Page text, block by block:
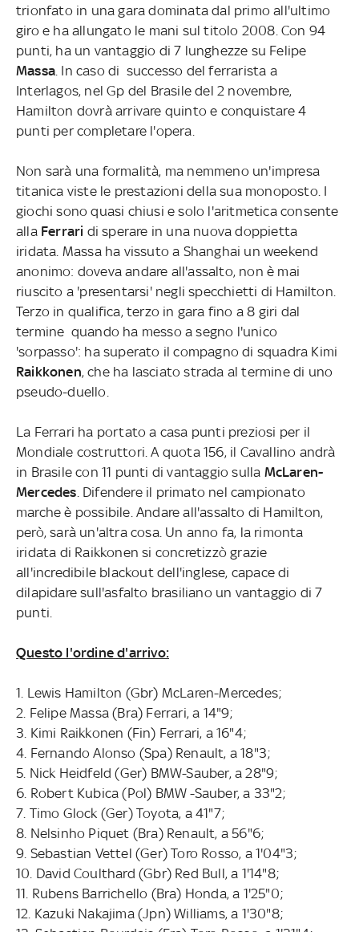
trionfato in una gara dominata dal primo all'ultimo
giro e ha allungato le mani sul titolo 2008. Con 94
punti, ha un vantaggio di 7 lunghezze su Felipe
Massa. In caso di successo del ferrarista a
Interlagos, nel Gp del Brasile del 2 novembre,
Hamilton dovrà arrivare quinto e conquistare 4
punti per completare l'opera.
Non sarà una formalità, ma nemmeno un'impresa
titanica viste le prestazioni della sua monoposto. I
giochi sono quasi chiusi e solo l'aritmetica consente
alla Ferrari di sperare in una nuova doppietta
iridata. Massa ha vissuto a Shanghai un weekend
anonimo: doveva andare all'assalto, non è mai
riuscito a 'presentarsi' negli specchietti di Hamilton.
Terzo in qualifica, terzo in gara fino a 8 giri dal
termine quando ha messo a segno l'unico
'sorpasso': ha superato il compagno di squadra Kimi
Raikkonen, che ha lasciato strada al termine di uno
pseudo-duello.
La Ferrari ha portato a casa punti preziosi per il
Mondiale costruttori. A quota 156, il Cavallino andrà
in Brasile con 11 punti di vantaggio sulla McLaren-
Mercedes . Difendere il primato nel campionato
marche è possibile. Andare all'assalto di Hamilton,
però, sarà un'altra cosa. Un anno fa, la rimonta
iridata di Raikkonen si concretizzò grazie
all'incredibile blackout dell'inglese, capace di
dilapidare sull'asfalto brasiliano un vantaggio di 7
punti.
Questo l'ordine d'arrivo:
1. Lewis Hamilton (Gbr) McLaren-Mercedes;
2. Felipe Massa (Bra) Ferrari, a 14"9;
3. Kimi Raikkonen (Fin) Ferrari, a 16"4;
4. Fernando Alonso (Spa) Renault, a 18"3;
5. Nick Heidfeld (Ger) BMW-Sauber, a 28"9;
6. Robert Kubica (Pol) BMW -Sauber, a 33"2;
7. Timo Glock (Ger) Toyota, a 41"7;
8. Nelsinho Piquet (Bra) Renault, a 56"6;
9. Sebastian Vettel (Ger) Toro Rosso, a 1'04"3;
10. David Coulthard (Gbr) Red Bull, a 1'14"8;
11. Rubens Barrichello (Bra) Honda, a 1'25"0;
12. Kazuki Nakajima (Jpn) Williams, a 1'30"8;